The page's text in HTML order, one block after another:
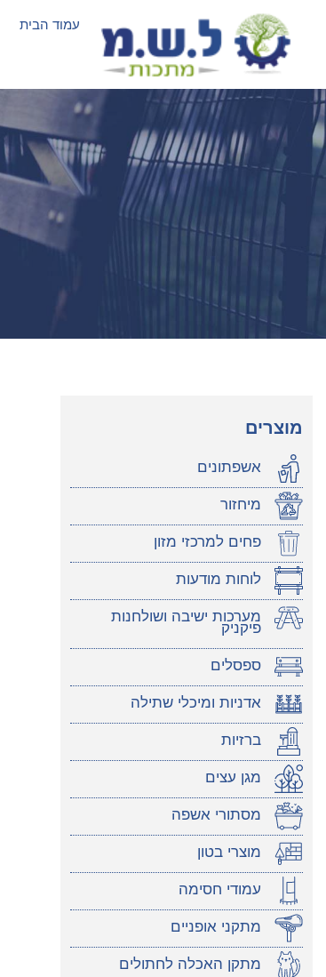
עמוד הבית
מוצרים
אשפתונים
מיחזור
פחים למרכזי מזון
לוחות מודעות
מערכות ישיבה ושולחנות
פיקניק
ספסלים
אדניות ומיכלי שתילה
ברזיות
מגן עצים
מסתורי אשפה
מוצרי בטון
עמודי חסימה
מתקני אופניים
מתקן האכלה לחתולים